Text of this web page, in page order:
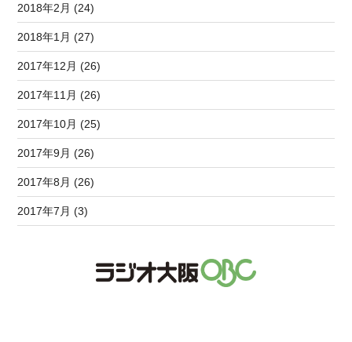
2018年2月 (24)
2018年1月 (27)
2017年12月 (26)
2017年11月 (26)
2017年10月 (25)
2017年9月 (26)
2017年8月 (26)
2017年7月 (3)